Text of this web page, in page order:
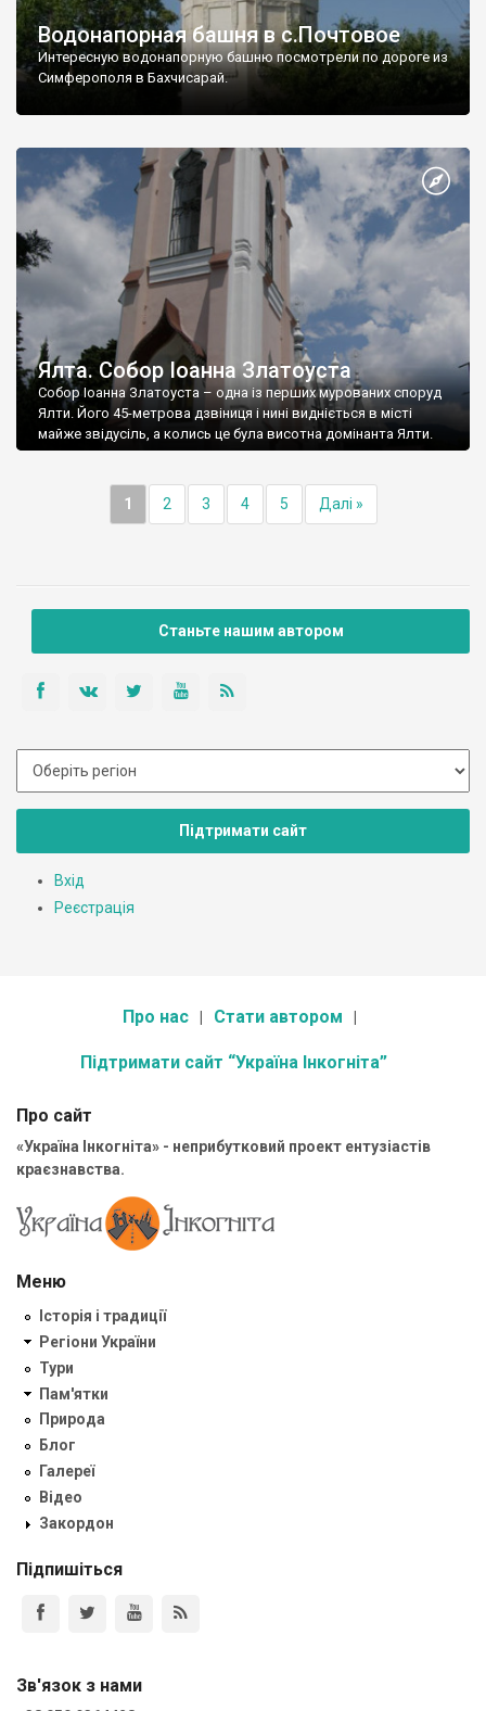
Водонапорная башня в с.Почтовое
Интересную водонапорную башню посмотрели по дороге из
Симферополя в Бахчисарай.
Ялта. Собор Іоанна Златоуста
Собор Іоанна Златоуста – одна із перших мурованих споруд
Ялти. Його 45-метрова дзвіниця і нині видніється в місті
майже звідусіль, а колись це була висотна домінанта Ялти.
1 2 3 4 5 Далі »
Станьте нашим автором
Підтримати сайт
Вхід
Реєстрація
Про нас Стати автором
Підтримати сайт “Україна Інкогніта”
Про сайт
«Україна Інкогніта» - неприбутковий проект ентузіастів
краєзнавства.
Меню
Історія і традиції
Регіони України
Тури
Пам'ятки
Природа
Блог
Галереї
Відео
Закордон
Підпишіться
Зв'язок з нами